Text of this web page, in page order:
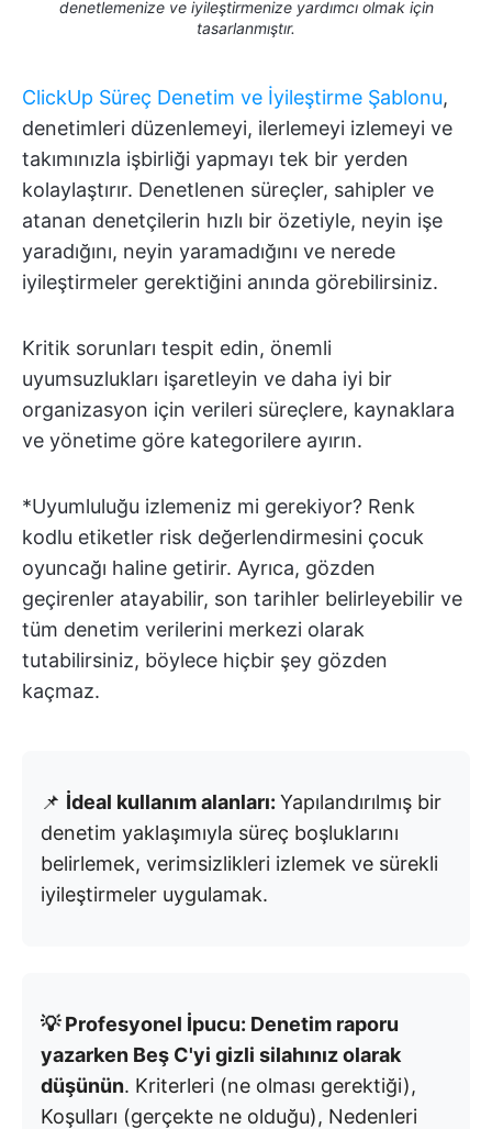
denetlemenize ve iyileştirmenize yardımcı olmak için
tasarlanmıştır.
ClickUp Süreç Denetim ve İyileştirme Şablonu,
denetimleri düzenlemeyi, ilerlemeyi izlemeyi ve
takımınızla işbirliği yapmayı tek bir yerden
kolaylaştırır. Denetlenen süreçler, sahipler ve
atanan denetçilerin hızlı bir özetiyle, neyin işe
yaradığını, neyin yaramadığını ve nerede
iyileştirmeler gerektiğini anında görebilirsiniz.
Kritik sorunları tespit edin, önemli
uyumsuzlukları işaretleyin ve daha iyi bir
organizasyon için verileri süreçlere, kaynaklara
ve yönetime göre kategorilere ayırın.
*Uyumluluğu izlemeniz mi gerekiyor? Renk
kodlu etiketler risk değerlendirmesini çocuk
oyuncağı haline getirir. Ayrıca, gözden
geçirenler atayabilir, son tarihler belirleyebilir ve
tüm denetim verilerini merkezi olarak
tutabilirsiniz, böylece hiçbir şey gözden
kaçmaz.
📌 İdeal kullanım alanları: Yapılandırılmış bir
denetim yaklaşımıyla süreç boşluklarını
belirlemek, verimsizlikleri izlemek ve sürekli
iyileştirmeler uygulamak.
💡 Profesyonel İpucu: Denetim raporu
yazarken Beş C'yi gizli silahınız olarak
düşünün. Kriterleri (ne olması gerektiği),
Koşulları (gerçekte ne olduğu), Nedenleri